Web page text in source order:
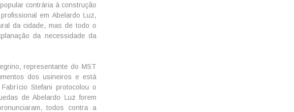
contrária à construção
em Abelardo Luz,
da cidade, mas de todo o
da necessidade da
representante do MST
dos usineiros e está
Stefani protocolou o
de Abelardo Luz forem
todos contra a